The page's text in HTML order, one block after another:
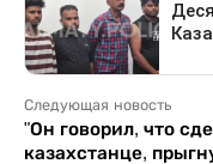
Следующая новость
"Он говорил, что
казахстанце,